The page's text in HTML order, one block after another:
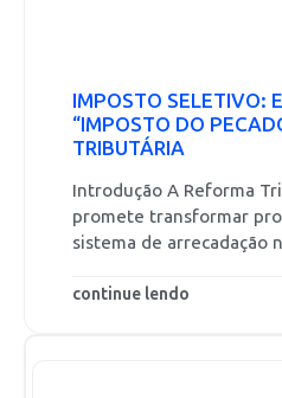
IMPOSTO SELETIVO:
“IMPOSTO DO
TRIBUTÁRIA
Introdução A Reforma
promete transformar
sistema de arrecadação
continue lendo